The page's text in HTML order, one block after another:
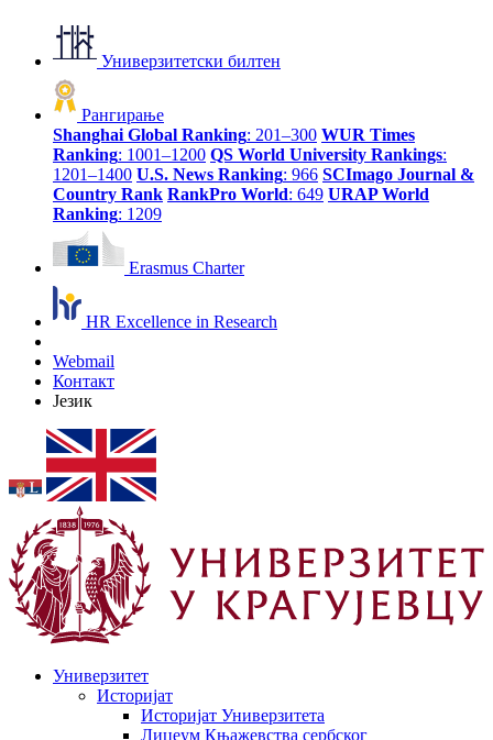
Универзитетски билтен
Рангирање
Shanghai Global Ranking: 201–300 WUR Times
Ranking: 1001–1200 QS World University Rankings:
1201–1400 U.S. News Ranking: 966 SCImago Journal &
Country Rank RankPro World: 649 URAP World
Ranking: 1209
Erasmus Charter
HR Excellence in Research
Webmail
Контакт
Језик
Универзитет
Историјат
Историјат Универзитета
Лицеум Књажевства сербског